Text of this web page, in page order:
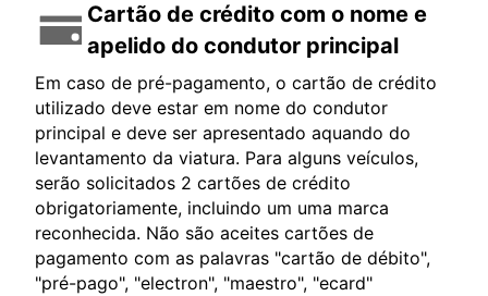
Cartão de crédito com o nome e
apelido do condutor principal
Em caso de pré-pagamento, o cartão de crédito
utilizado deve estar em nome do condutor
principal e deve ser apresentado aquando do
levantamento da viatura. Para alguns veículos,
serão solicitados 2 cartões de crédito
obrigatoriamente, incluindo um uma marca
reconhecida. Não são aceites cartões de
pagamento com as palavras "cartão de débito",
"pré-pago", "electron", "maestro", "ecard"